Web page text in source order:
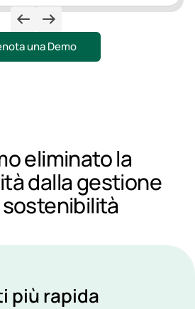
una Demo
eliminato la
dalla gestione
più rapida